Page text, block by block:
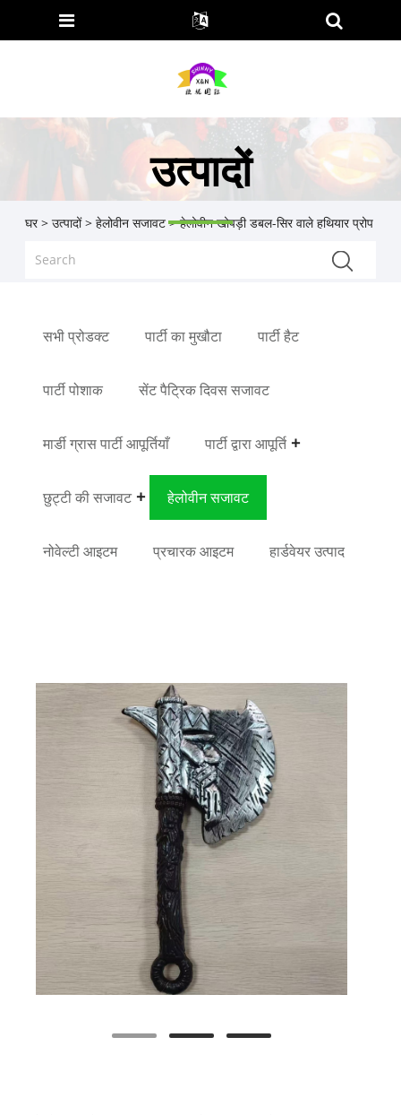
उत्पादों
घर > उत्पादों> हेलोवीन सजावट> हेलोवीन खोपड़ी डबल-सिर वाले हथियार प्रोप
सभी प्रोडक्ट पार्टी का मुखौटा पार्टी हैट
पार्टी पोशाक सेंट पैट्रिक दिवस सजावट
मार्डी ग्रास पार्टी आपूर्तियाँ पार्टी द्वारा आपूर्ति
छुट्टी की सजावट हेलोवीन सजावट
नोवेल्टी आइटम प्रचारक आइटम हार्डवेयर उत्पाद